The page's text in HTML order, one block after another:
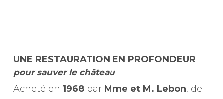
UNE RESTAURATION EN PROFONDEUR
pour sauver le château
Acheté en 1968 par Mme et M. Lebon, de